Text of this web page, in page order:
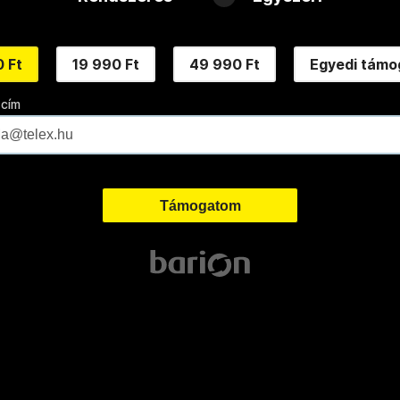
Ft 19 990 Ft 49 990 Ft Egyedi